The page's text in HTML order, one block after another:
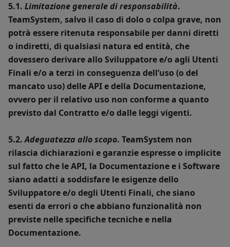
5.1. Limitazione generale di responsabilità.
TeamSystem, salvo il caso di dolo o colpa grave, non
potrà essere ritenuta responsabile per danni diretti
o indiretti, di qualsiasi natura ed entità, che
dovessero derivare allo Sviluppatore e/o agli Utenti
Finali e/o a terzi in conseguenza dell’uso (o del
mancato uso) delle API e della Documentazione,
ovvero per il relativo uso non conforme a quanto
previsto dal Contratto e/o dalle leggi vigenti.
5.2.Adeguatezza allo scopo. TeamSystem non
rilascia dichiarazioni e garanzie espresse o implicite
sul fatto che le API, la Documentazione e i Software
siano adatti a soddisfare le esigenze dello
Sviluppatore e/o degli Utenti Finali, che siano
esenti da errori o che abbiano funzionalità non
previste nelle specifiche tecniche e nella
Documentazione.